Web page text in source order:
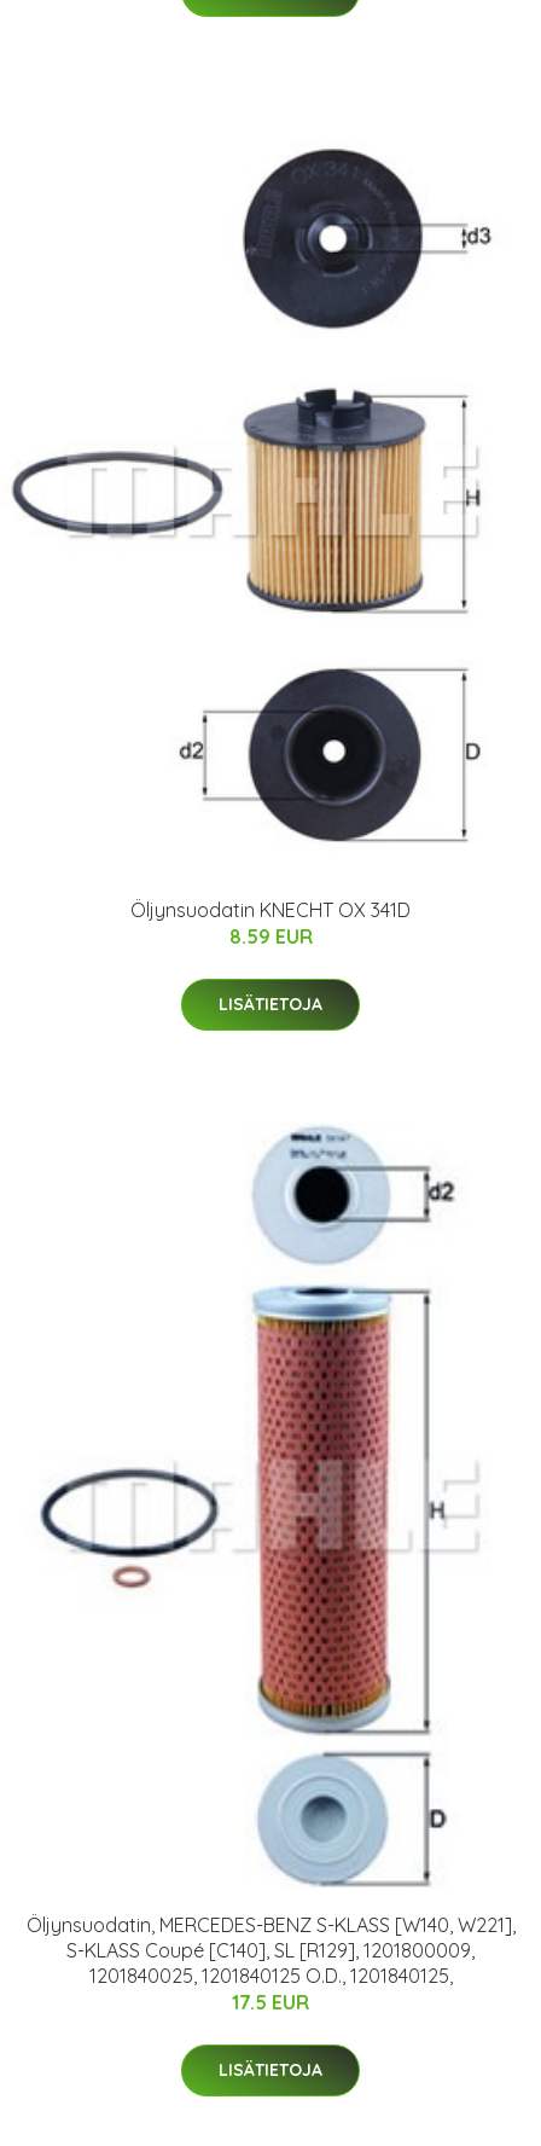
Öljynsuodatin KNECHT OX 341D
8.59 EUR
LISÄTIETOJA
Öljynsuodatin, MERCEDES-BENZ S-KLASS [W140, W221],
S-KLASS Coupé [C140], SL [R129], 1201800009,
1201840025, 1201840125 O.D., 1201840125,
17.5 EUR
LISÄTIETOJA